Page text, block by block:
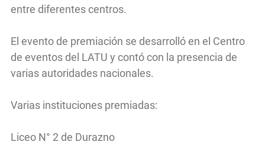
entre diferentes centros.
El evento de premiación se desarrolló en el Centro
de eventos del LATU y contó con la presencia de
varias autoridades nacionales.
Varias instituciones premiadas:
Liceo N° 2 de Durazno